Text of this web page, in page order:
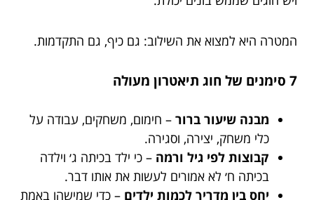
המטרה היא למצוא את השילוב: גם כיף, גם התקדמות.
7 סימנים של חוג תיאטרון מעולה
מבנה שיעור ברור – חימום, משחקים, עבודה על
כלי משחק, יצירה, וסגירה.
קבוצות לפי גיל ורמה – כי ילד בכיתה ג׳ וילדה
בכיתה ח׳ לא אמורים לעשות את אותו דבר.
יחס בין מדריך לכמות ילדים – כדי שמישהו באמת